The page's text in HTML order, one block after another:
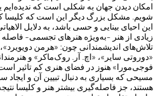
امکان دیدن جهان به شکلی است که ندیده‌ایم
شویم. مشکل بزرگ دیگر این است که کلیسا
این احیای بینایی و حسی باشد، به دلایل
زیادی از هنر -به‌ویژه هنرهای تجسمی-
تلاش‌های اندیشمندانی چون: «هرمن
«دوروتی سایر»، «اچ. آر. روک‌ماکر» و
فوجی‌مورا» هنوز در فضای هنری کم تاثیر است.
مسیحی که بسیاری به دنبال تبیین آن و
هستند، جز فاصله‌گیری بیشتر هنر و کلیسا